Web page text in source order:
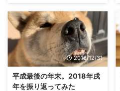
2018/12/31
平成最後の年末。2018年戌
年を振り返ってみた